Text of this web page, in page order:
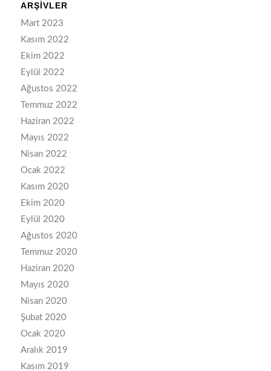
ARŞIVLER
Mart 2023
Kasım 2022
Ekim 2022
Eylül 2022
Ağustos 2022
Temmuz 2022
Haziran 2022
Mayıs 2022
Nisan 2022
Ocak 2022
Kasım 2020
Ekim 2020
Eylül 2020
Ağustos 2020
Temmuz 2020
Haziran 2020
Mayıs 2020
Nisan 2020
Şubat 2020
Ocak 2020
Aralık 2019
Kasım 2019